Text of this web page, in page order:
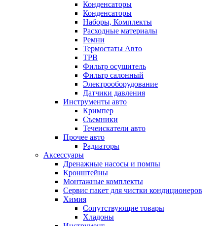
Конденсаторы
Конденсаторы
Наборы, Комплекты
Расходные материалы
Ремни
Термостаты Авто
ТРВ
Фильтр осушитель
Фильтр салонный
Электрооборудование
Датчики давления
Инструменты авто
Кримпер
Съемники
Течеискатели авто
Прочее авто
Радиаторы
Аксессуары
Дренажные насосы и помпы
Кронштейны
Монтажные комплекты
Сервис пакет для чистки кондиционеров
Химия
Сопутствующие товары
Хладоны